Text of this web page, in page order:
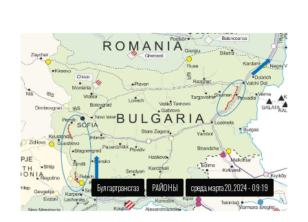
Булгартрансгаз РАЙОНЫ среда, марта 20, 2024 - 09:19